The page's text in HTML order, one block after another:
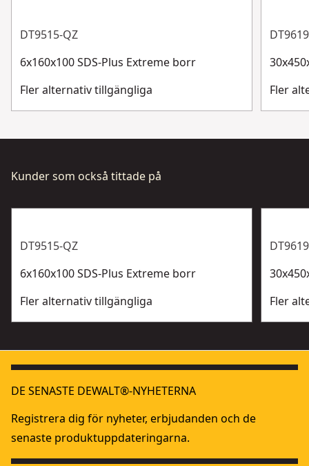
Visa mer
DT9515-QZ
6x160x100 SDS-Plus Extreme borr
Fler alternativ tillgängliga
Fler
Kunder som också tittade på
DT9515-QZ
6x160x100 SDS-Plus Extreme borr
Fler alternativ tillgängliga
Fler
DE SENASTE DEWALT®-NYHETERNA
Registrera dig för nyheter, erbjudanden och de
senaste produktuppdateringarna.